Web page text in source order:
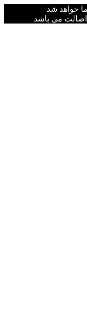
خواهد شد
می باشد